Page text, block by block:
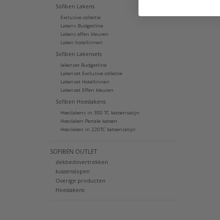
Sofiben Lakens
Exclusive collectie
Lakens Budgetline
Lakens effen kleuren
Laken hotellinnen
Sofiben Lakensets
lakenset Budgetline
Lakenset Exclusive collectie
Lakenset Hotellinnen
Lakenset Effen kleuren
Sofiben Hoeslakens
Hoeslakens in 300 TC katoensatijn
Hoeslaken Percale katoen
Hoeslaken in 220TC katoensatijn
SOFIBEN OUTLET
dekbedovertrekken
kussenslopen
Overige producten
Hoeslakens